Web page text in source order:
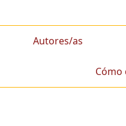
Autores/as
Cómo